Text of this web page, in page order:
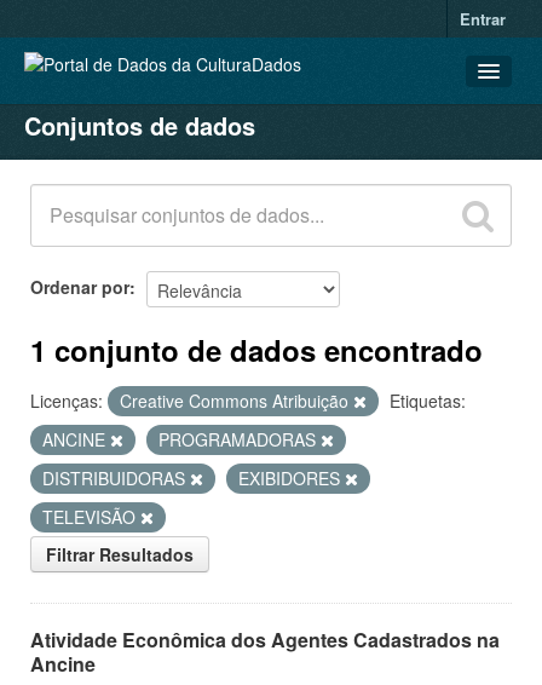
Entrar
CONJUNTOS DE DADOS
ORGANIZAÇÕES
GRUPOS
SOBRE
Conjuntos de dados
Ordenar por
1 conjunto de dados encontrado
Licenças: Creative Commons Atribuição
Etiquetas:
ANCINE
PROGRAMADORAS
DISTRIBUIDORAS
EXIBIDORES
TELEVISÃO
Filtrar Resultados
Atividade Econômica dos Agentes Cadastrados na
Ancine